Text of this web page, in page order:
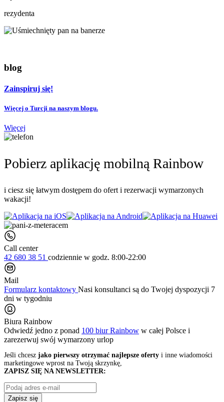
rezydenta
blog
Zainspiruj się!
Więcej o Turcji na naszym blogu.
Więcej
Pobierz aplikację mobilną Rainbow
i ciesz się łatwym dostępem do ofert i rezerwacji wymarzonych
wakacji!
Call center
42 680 38 51 codziennie w godz. 8:00-22:00
Mail
Formularz kontaktowy Nasi konsultanci są do Twojej dyspozycji 7
dni w tygodniu
Biura Rainbow
Odwiedź jedno z ponad 100 biur Rainbow w całej Polsce i
zarezerwuj swój wymarzony urlop
Jeśli chcesz jako pierwszy otrzymać najlepsze oferty i inne wiadomości
marketingowe wprost na Twoją skrzynkę,
ZAPISZ SIĘ NA NEWSLETTER:
Zapisz się